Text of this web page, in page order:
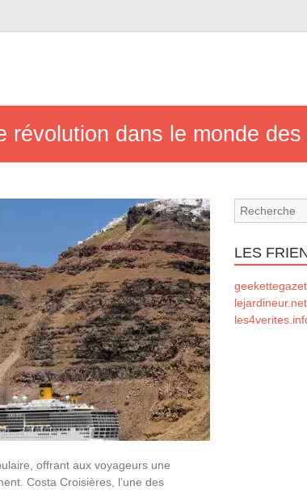
révolution dans le monde
offrant aux voyageurs une
Costa Croisières, l’une des
LES
lejardineur.net